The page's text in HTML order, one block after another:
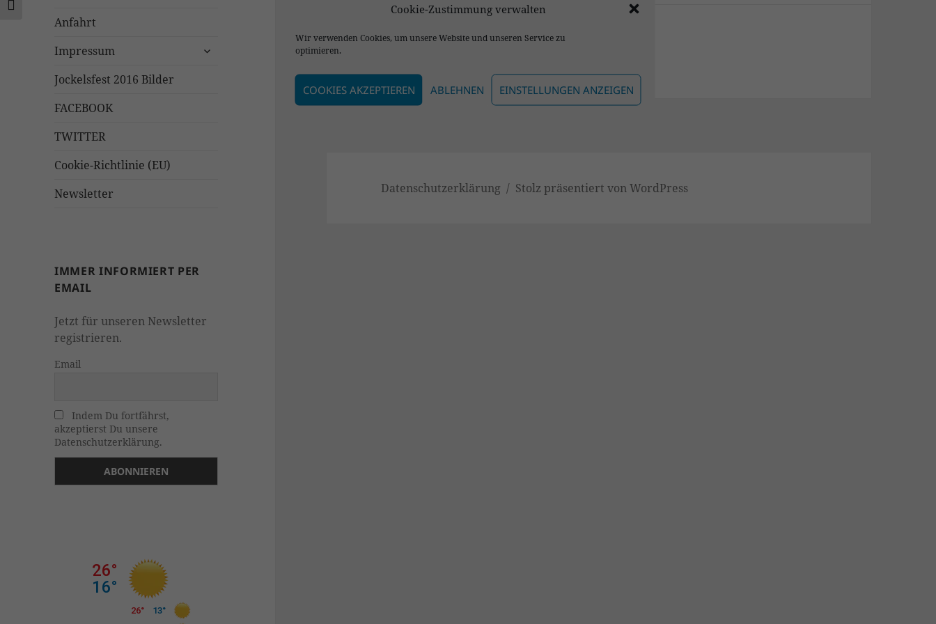
Cookie-Zustimmung verwalten
Wir verwenden Cookies, um unsere Website und unseren Service zu
optimieren.
COOKIES AKZEPTIEREN ABLEHNEN EINSTELLUNGEN ANZEIGEN
SCHRIFT VERGRÖSSERN
Anfahrt
Impressum
untermenü
Jockelsfest 2016 Bilder
FACEBOOK
TWITTER
Cookie-Richtlinie (EU)
Newsletter
IMMER INFORMIERT PER
EMAIL
Jetzt für unseren Newsletter
registrieren.
Email
Indem Du fortfährst,
akzeptierst Du unsere
Datenschutzerklärung.
NÄCHSTER
Beitrag:
Datenschutzerklärung Stolz präsentiert von WordPress